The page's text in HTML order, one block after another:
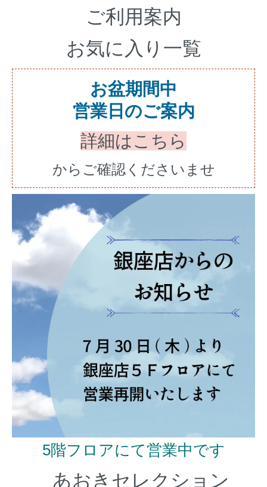
ご利用案内
お気に入り一覧
お盆期間中
営業日のご案内
詳細はこちら
からご確認くださいませ
5階フロアにて営業中です
あおきセレクション